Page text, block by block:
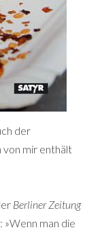
der
von mir enthält
Berliner Zeitung
man die